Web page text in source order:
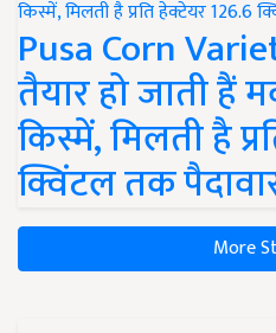
Pusa Corn
तैयार हो जाती हैं
किस्में, मिलती है
क्विंटल तक
More